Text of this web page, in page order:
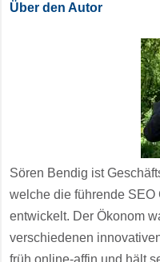
Über den Autor
Sören Bendig ist
welche die führende
entwickelt. Der Ökonom
verschiedenen